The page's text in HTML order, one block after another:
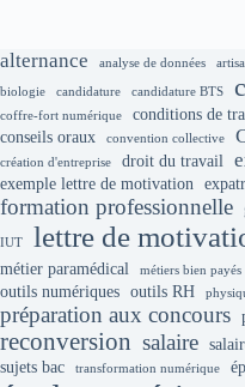
alternance analyse de données
biologie candidature candidature BTS
coffre-fort numérique conditions de
conseils oraux
convention collective
création d'entreprise droit du travail
exemple lettre de motivation
formation professionnelle
IUT lettre de
métier paramédical métiers bien payés
outils numériques outils RH
préparation aux concours
reconversion salaire
sujets bac transformation numérique